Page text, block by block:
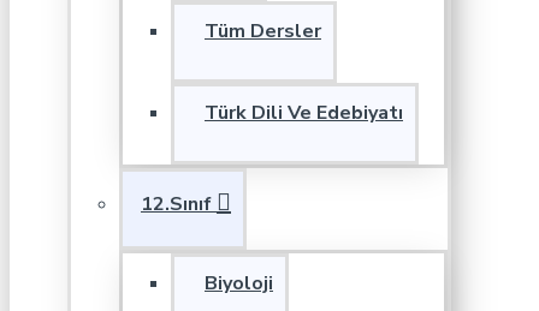
Tüm Dersler
Türk Dili Ve Edebiyatı
12.Sınıf
Biyoloji